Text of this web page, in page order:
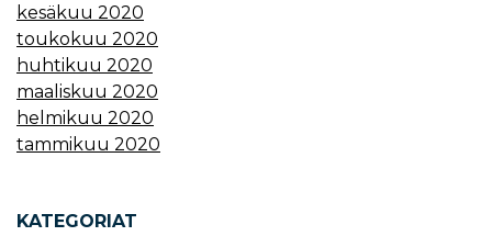
kesäkuu 2020
toukokuu 2020
huhtikuu 2020
maaliskuu 2020
helmikuu 2020
tammikuu 2020
KATEGORIAT